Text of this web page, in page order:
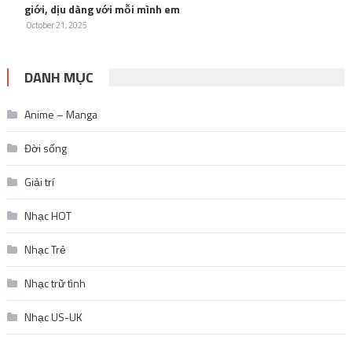
giới, dịu dàng với mỗi mình em
October 21, 2025
DANH MỤC
Anime – Manga
Đời sống
Giải trí
Nhạc HOT
Nhạc Trẻ
Nhạc trữ tình
Nhạc US-UK